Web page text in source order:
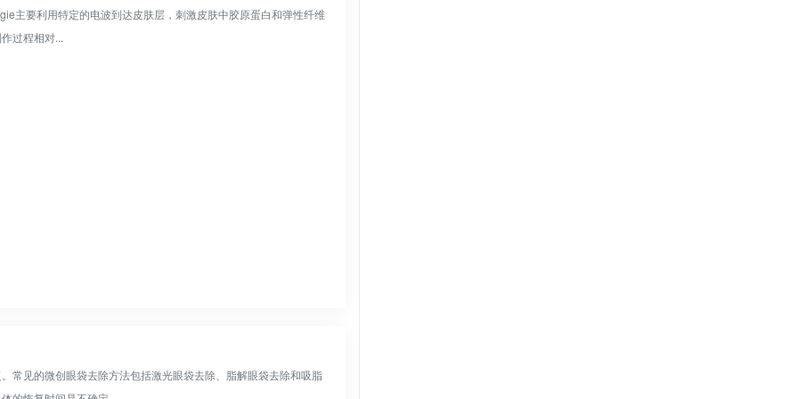
主要利用特定的电波到达皮肤层，刺激皮肤中胶原蛋白和弹性纤维
过程相对...
常见的微创眼袋去除方法包括激光眼袋去除、脂解眼袋去除和吸脂